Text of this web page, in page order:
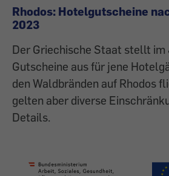
Rhodos: Hotelgutscheine
2023
Der Griechische Staat stellt im
Gutscheine aus für jene
den Waldbränden auf Rhodos
gelten aber diverse
Details.